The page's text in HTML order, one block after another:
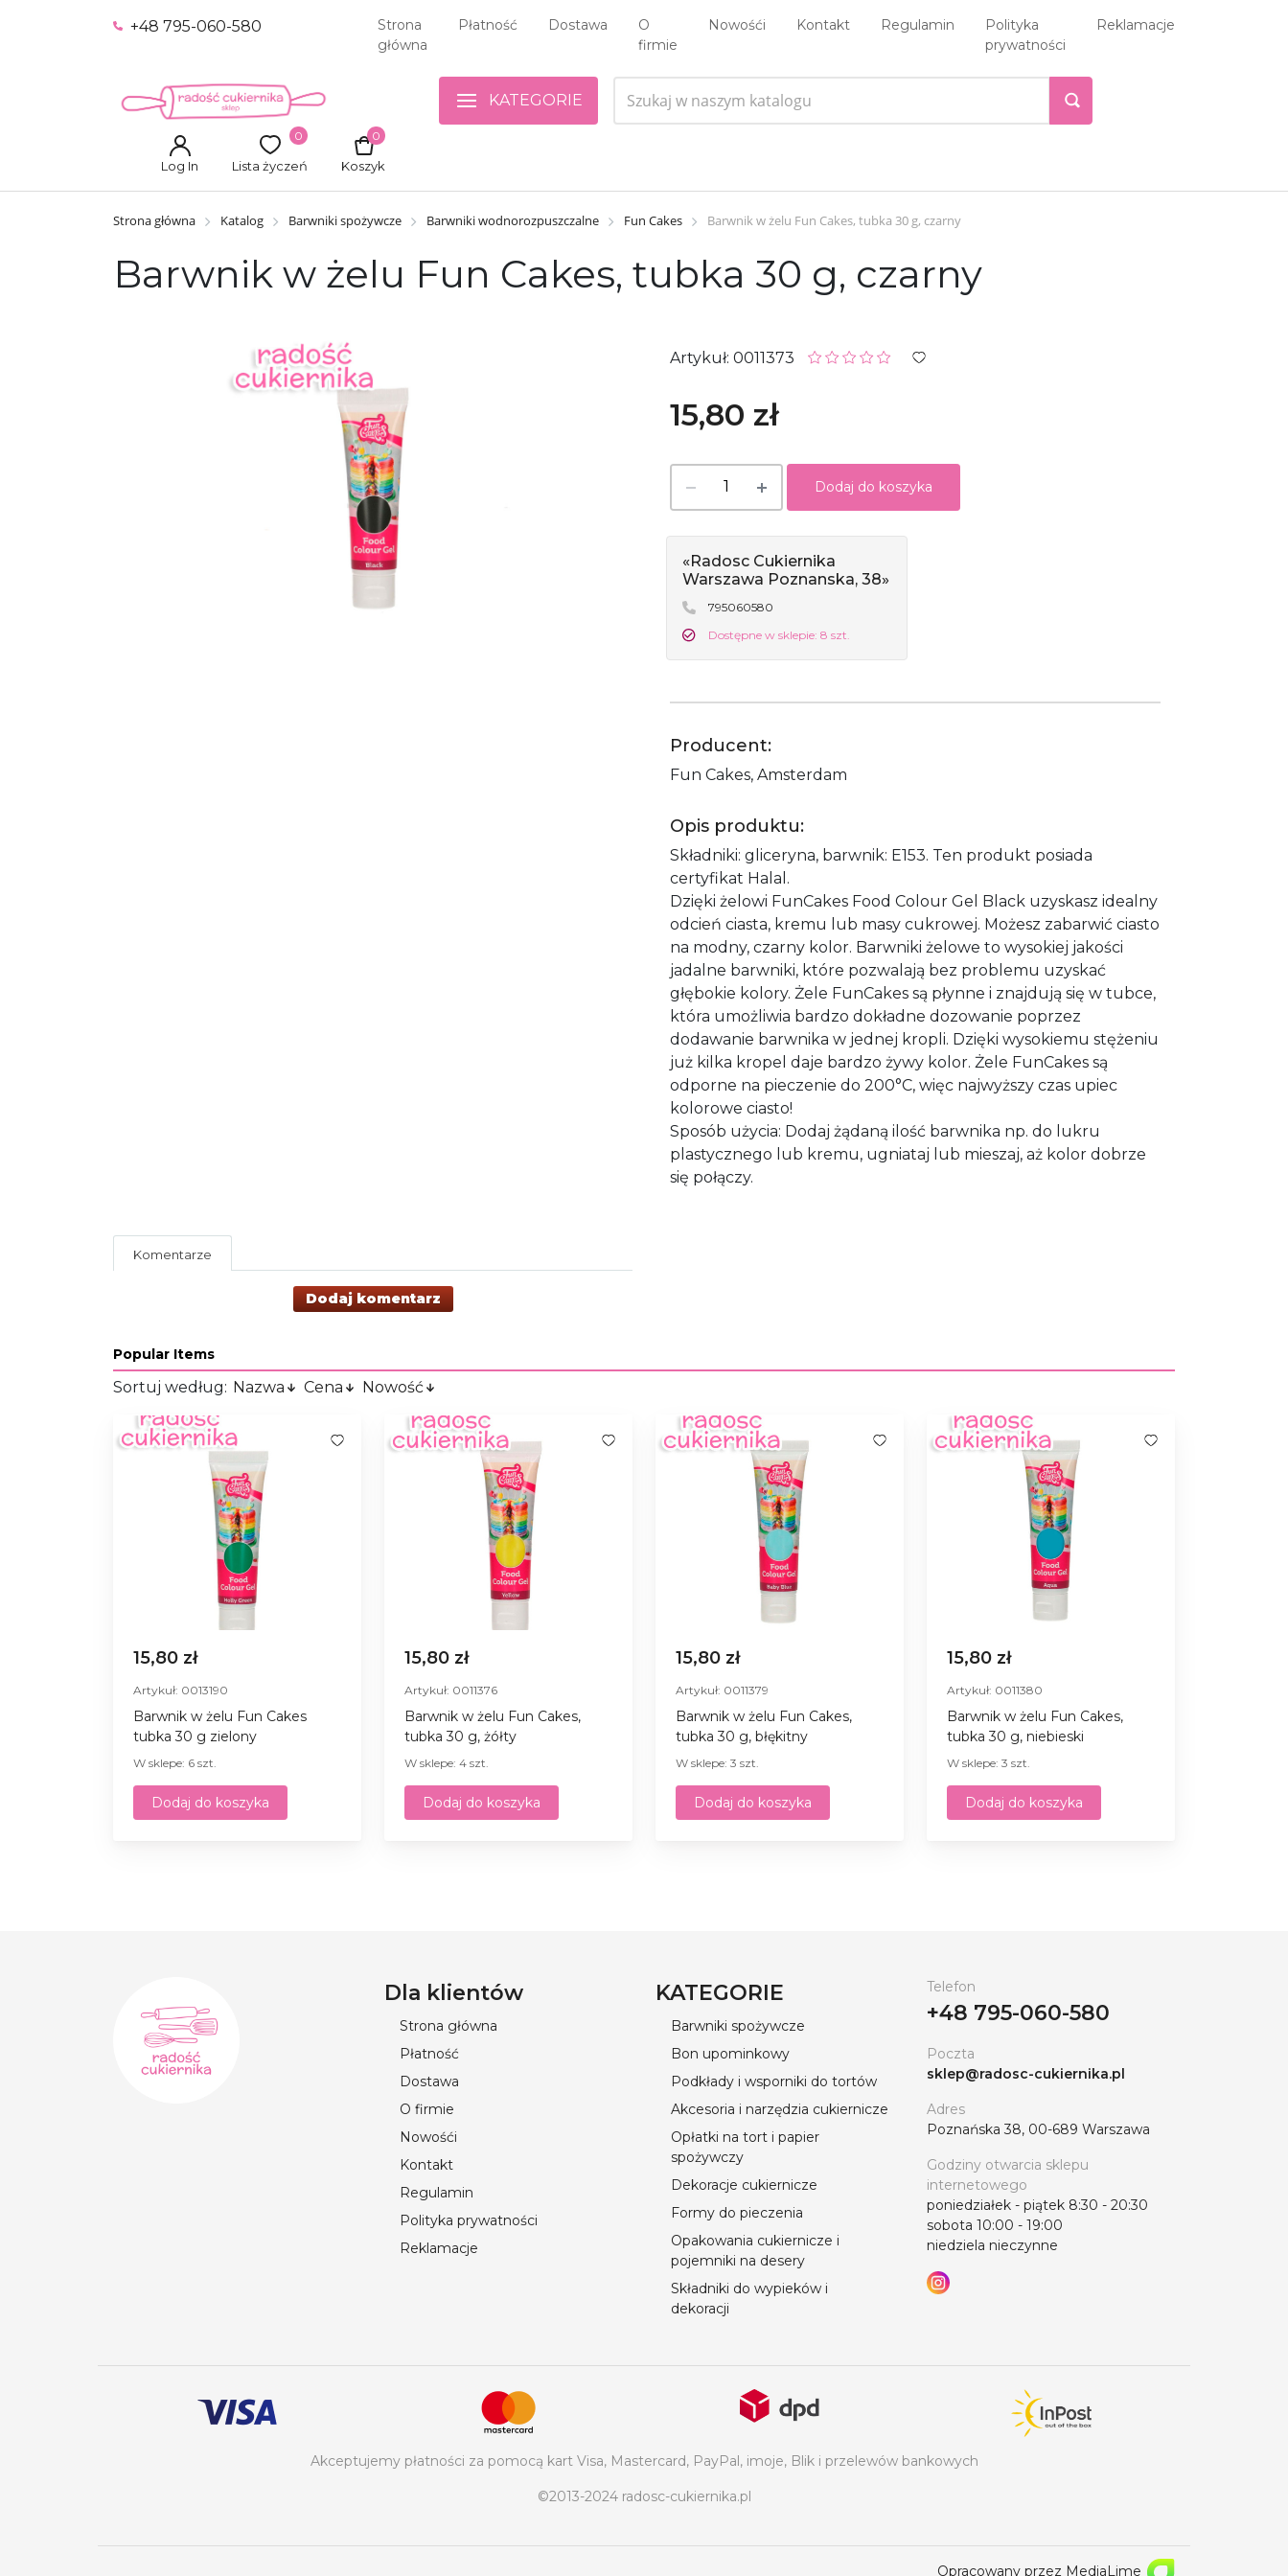
+48 795-060-580
Strona
główna
Płatność Dostawa
O
firmie
Nowośći Kontakt Regulamin
Polityka
prywatności
Reklamacje
Log In Lista życzeń
0
Koszyk
0
KATEGORIE
Strona główna Katalog Barwniki spożywcze Barwniki wodnorozpuszczalne Fun Cakes Barwnik w żelu Fun Cakes, tubka 30 g, czarny
Barwnik w żelu Fun Cakes, tubka 30 g, czarny
Artykuł: 0011373
15,80 zł
Dodaj do koszyka
«Radosc Cukiernika
Warszawa Poznanska, 38»
795060580
Dostępne w sklepie: 8 szt.
Producent:
Fun Cakes, Amsterdam
Opis produktu:
Składniki: gliceryna, barwnik: E153. Ten produkt posiada
certyfikat Halal.
Dzięki żelowi FunCakes Food Colour Gel Black uzyskasz idealny
odcień ciasta, kremu lub masy cukrowej. Możesz zabarwić ciasto
na modny, czarny kolor. Barwniki żelowe to wysokiej jakości
jadalne barwniki, które pozwalają bez problemu uzyskać
głębokie kolory. Żele FunCakes są płynne i znajdują się w tubce,
która umożliwia bardzo dokładne dozowanie poprzez
dodawanie barwnika w jednej kropli. Dzięki wysokiemu stężeniu
już kilka kropel daje bardzo żywy kolor. Żele FunCakes są
odporne na pieczenie do 200°C, więc najwyższy czas upiec
kolorowe ciasto!
Sposób użycia: Dodaj żądaną ilość barwnika np. do lukru
plastycznego lub kremu, ugniataj lub mieszaj, aż kolor dobrze
się połączy.
Komentarze
Dodaj komentarz
Popular Items
Sortuj według: Nazwa Cena Nowość
15,80 zł
Artykuł: 0013190
Barwnik w żelu Fun Cakes
tubka 30 g zielony
W sklepe: 6 szt.
Dodaj do koszyka
15,80 zł
Artykuł: 0011376
Barwnik w żelu Fun Cakes,
tubka 30 g, żółty
W sklepe: 4 szt.
Dodaj do koszyka
15,80 zł
Artykuł: 0011379
Barwnik w żelu Fun Cakes,
tubka 30 g, błękitny
W sklepe: 3 szt.
Dodaj do koszyka
15,80 zł
Artykuł: 0011380
Barwnik w żelu Fun Cakes,
tubka 30 g, niebieski
W sklepe: 3 szt.
Dodaj do koszyka
Dla klientów
Strona główna
Płatność
Dostawa
O firmie
Nowośći
Kontakt
Regulamin
Polityka prywatności
Reklamacje
KATEGORIE
Barwniki spożywcze
Bon upominkowy
Podkłady i wsporniki do tortów
Akcesoria i narzędzia cukiernicze
Opłatki na tort i papier
spożywczy
Dekoracje cukiernicze
Formy do pieczenia
Opakowania cukiernicze i
pojemniki na desery
Składniki do wypieków i
dekoracji
Telefon
+48 795-060-580
Poczta
sklep@radosc-cukiernika.pl
Adres
Poznańska 38, 00-689 Warszawa
Godziny otwarcia sklepu
internetowego
poniedziałek - piątek 8:30 - 20:30
sobota 10:00 - 19:00
niedziela nieczynne
Akceptujemy płatności za pomocą kart Visa, Mastercard, PayPal, imoje, Blik i przelewów bankowych
©2013-2024 radosc-cukiernika.pl
Opracowany przez MediaLime